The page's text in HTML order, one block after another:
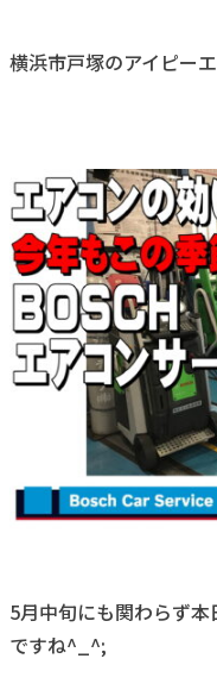
横浜市戸塚のアイピー
5月中旬にも関わらず
ですね^_^;